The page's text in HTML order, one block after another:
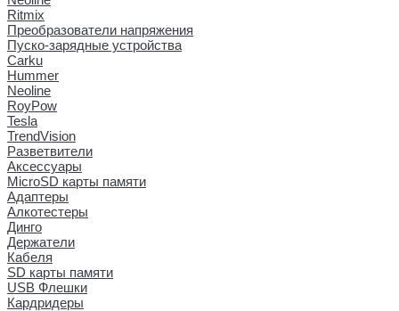
Ritmix
Преобразователи напряжения
Пуско-зарядные устройства
Carku
Hummer
Neoline
RoyPow
Tesla
TrendVision
Разветвители
Аксессуары
MicroSD карты памяти
Адаптеры
Алкотестеры
Динго
Держатели
Кабеля
SD карты памяти
USB Флешки
Кардридеры